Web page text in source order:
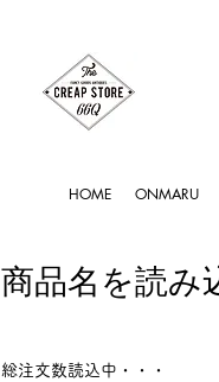
HOME ONMARU
商品名を読み
総注文数読込中・・・